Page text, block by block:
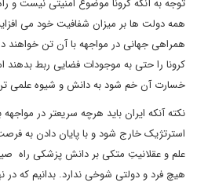
توجه به آنکه کرونا موضوع امنیتی نیست و
همه دولت ها بر میزان شفافیت خود می
همراهی جهانی در مواجهه با آن تن خواهند
کرونا را حتی به موجودات فضایی ربط بدهند
خسارت آن خم شود به دانش و شیوه علمی
نکته آنکه ایران باید هرچه سریعتر در مواجهه
استرتژیک خارج شود و با پایان دادن به
علم و عقلانیتِ متکی بر دانش پزشکی راه
هیچ فرد و دولتی شوخی ندارد. بدانیم که